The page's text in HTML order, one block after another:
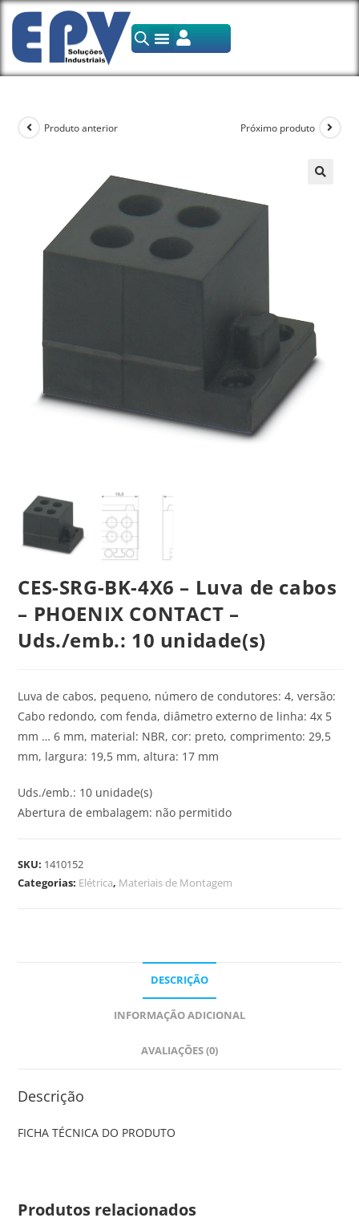
Produto anterior Próximo produto
CES-SRG-BK-4X6 – Luva de cabos
– PHOENIX CONTACT –
Uds./emb.: 10 unidade(s)
Luva de cabos, pequeno, número de condutores: 4, versão:
Cabo redondo, com fenda, diâmetro externo de linha: 4x 5
mm … 6 mm, material: NBR, cor: preto, comprimento: 29,5
mm, largura: 19,5 mm, altura: 17 mm
Uds./emb.: 10 unidade(s)
Abertura de embalagem: não permitido
SKU: 1410152
Categorias: Elétrica, Materiais de Montagem
DESCRIÇÃO
INFORMAÇÃO ADICIONAL
AVALIAÇÕES (0)
Descrição
FICHA TÉCNICA DO PRODUTO
Produtos relacionados